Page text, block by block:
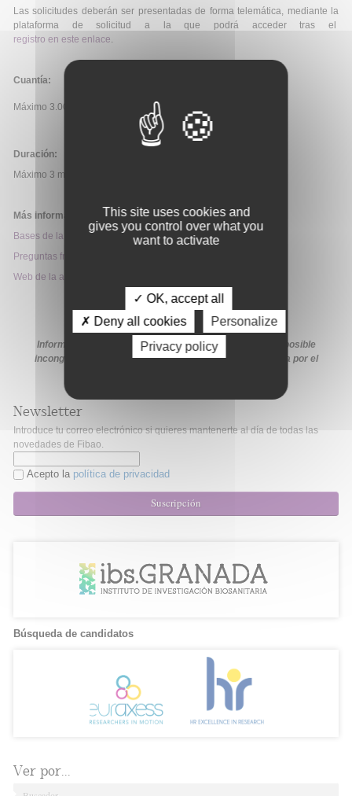
Las solicitudes deberán ser presentadas de forma telemática, mediante la
plataforma de solicitud a la que podrá acceder tras el
registro en este enlace.
Cuantía:
Máximo 3.000£.
Duración:
Máximo 3 meses.
Más información:
Bases de la convocatoria
Preguntas frecuentes
Web de la ayuda
Información extraída de la web de la ayuda. En caso de posible
incongruencia, prevalecerá la información proporcionada por el
Newsletter
Introduce tu correo electrónico si quieres mantenerte al día de todas las
novedades de Fibao.
Acepto la política de privacidad
Suscripción
Búsqueda de candidatos
Ver por...
This site uses cookies and
gives you control over what you
want to activate
✓ OK, accept all
✗ Deny all cookies
Personalize
Privacy policy